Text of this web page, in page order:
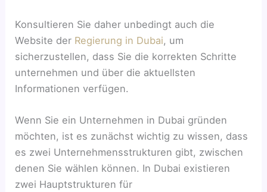
Konsultieren Sie daher unbedingt auch die
Website der Regierung in Dubai, um
sicherzustellen, dass Sie die korrekten Schritte
unternehmen und über die aktuellsten
Informationen verfügen.
Wenn Sie ein Unternehmen in Dubai gründen
möchten, ist es zunächst wichtig zu wissen, dass
es zwei Unternehmensstrukturen gibt, zwischen
denen Sie wählen können. In Dubai existieren
zwei Hauptstrukturen für